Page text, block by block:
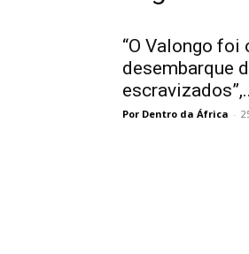
“O Valongo foi
desembarque
Por Dentro da África -